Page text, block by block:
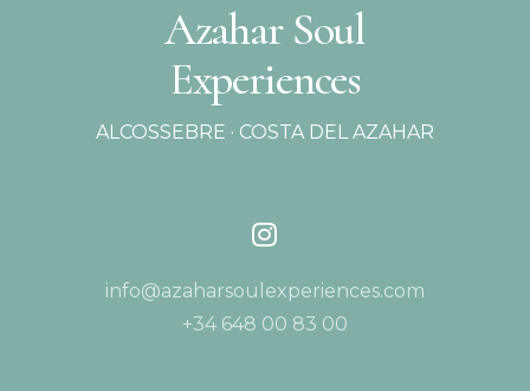
Azahar Soul
Experiences
ALCOSSEBRE · COSTA DEL AZAHAR
info@azaharsoulexperiences.com
+34 648 00 83 00